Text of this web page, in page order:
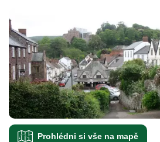
Prohlédni si vše na mapě